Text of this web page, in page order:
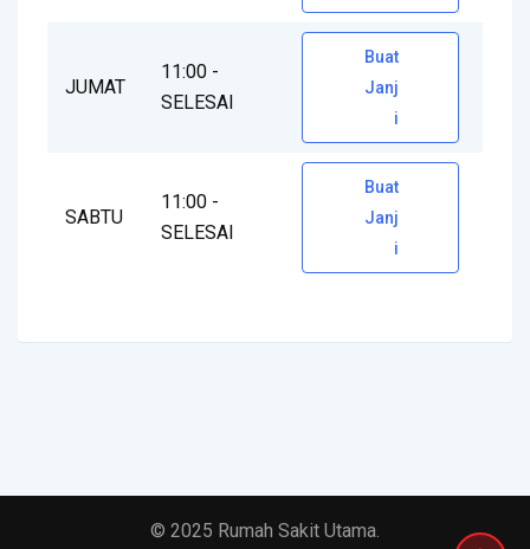
JUMAT
11:00 -
SELESAI
Buat
Janj
i
SABTU
11:00 -
SELESAI
Buat
Janj
i
© 2025 Rumah Sakit Utama.